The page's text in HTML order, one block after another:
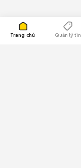
Trang chủ Quản lý tin